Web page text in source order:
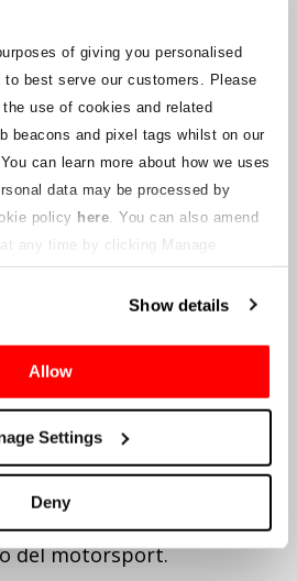
of giving you personalised
to best serve our customers. Please
use of cookies and related
beacons and pixel tags whilst on our
You can learn more about how we uses
data may be processed by
policy here . You can also amend
any time by clicking Manage
site.
Show details
Allow
Settings
Deny
sulle gare, gli
biglietti, le offerte e le
nella tua casella
alla mailing list di
Fai clic qui per
a ricevere la nostra
sui social media per
dal mondo delle
.
per il tuo viaggio
blogGuidato, dove
alle gare più
oltre a notizie e
del motorsport.